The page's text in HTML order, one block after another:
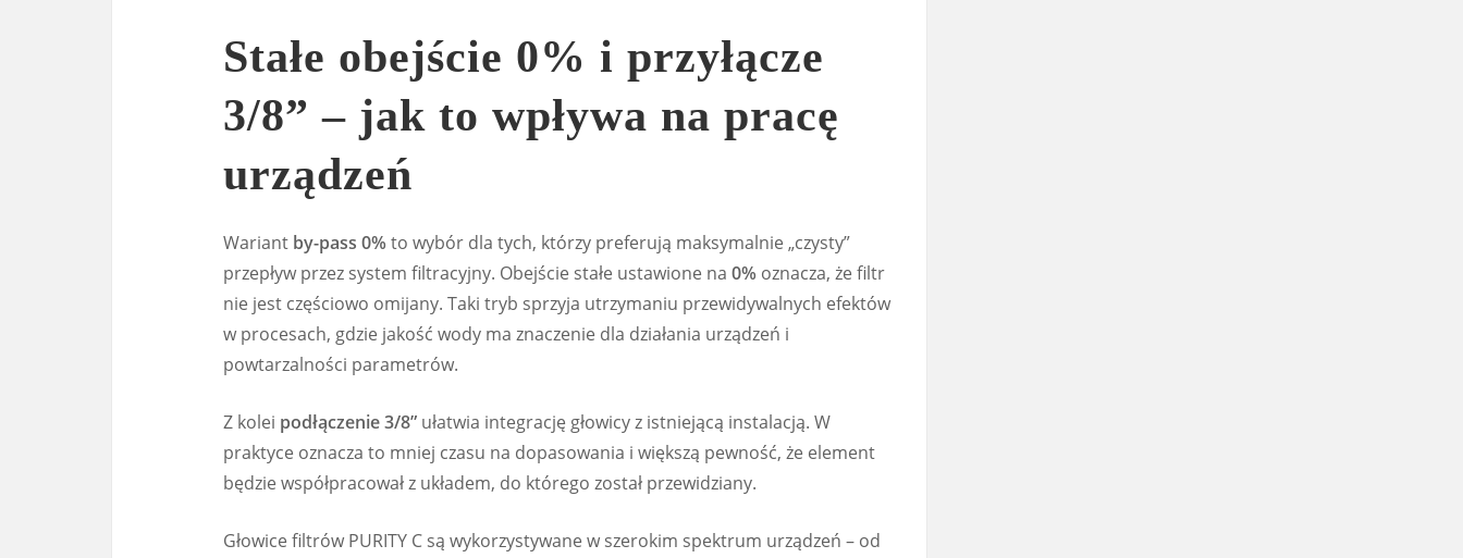
Stałe obejście 0% i przyłącze
3/8” – jak to wpływa na pracę
urządzeń
Wariant by-pass 0% to wybór dla tych, którzy preferują maksymalnie „czysty”
przepływ przez system filtracyjny. Obejście stałe ustawione na 0% oznacza, że filtr
nie jest częściowo omijany. Taki tryb sprzyja utrzymaniu przewidywalnych efektów
w procesach, gdzie jakość wody ma znaczenie dla działania urządzeń i
powtarzalności parametrów.
Z kolei podłączenie 3/8” ułatwia integrację głowicy z istniejącą instalacją. W
praktyce oznacza to mniej czasu na dopasowania i większą pewność, że element
będzie współpracował z układem, do którego został przewidziany.
Głowice filtrów PURITY C są wykorzystywane w szerokim spektrum urządzeń – od